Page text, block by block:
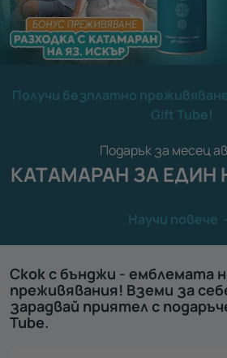
Получи безплатно
Gift Tube!
Подарък за месец
КАТАМАРАН ЗА ЕДИН
Научи повече
Скок с бънджи - емблемата
преживявания! Вземи за
зарадвай приятел с
Tube.